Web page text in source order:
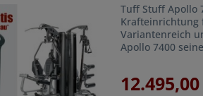
Tuff Stuff Apollo
Krafteinrichtung
Variantenreich
Apollo 7400